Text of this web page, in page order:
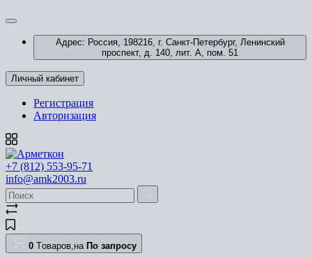
Адрес: Россия, 198216, г. Санкт-Петербург, Ленинский
проспект, д. 140, лит. А, пом. 51
Личный кабинет
Регистрация
Авторизация
+7 (812) 553-95-71
info@amk2003.ru
0 Tоваров,на По запросу